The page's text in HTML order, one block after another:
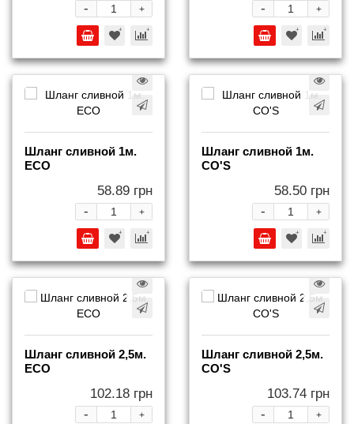
+
- +
-
Шланг сливной 1м.
ECO
58.89 грн
+
-
Шланг сливной 1м.
СO'S
58.50 грн
+
-
Шланг сливной 2,5м.
ECO
102.18 грн
+
-
Шланг сливной 2,5м.
СO'S
103.74 грн
+
-